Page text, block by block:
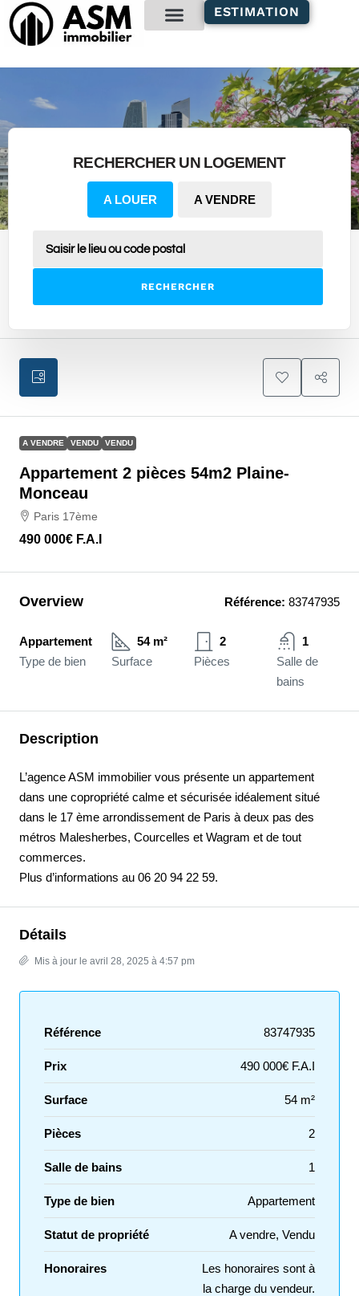
principal
ESTIMATION
RECHERCHER UN LOGEMENT
A LOUER A VENDRE
RECHERCHER
A VENDRE VENDU VENDU
Appartement 2 pièces 54m2 Plaine-
Monceau
Paris 17ème
490 000€ F.A.I
Overview Référence: 83747935
Appartement
Type de bien
54 m²
Surface
2
Pièces
1
Salle de
bains
Description
L’agence ASM immobilier vous présente un appartement
dans une copropriété calme et sécurisée idéalement situé
dans le 17 ème arrondissement de Paris à deux pas des
métros Malesherbes, Courcelles et Wagram et de tout
commerces.
Plus d’informations au 06 20 94 22 59.
Détails
Mis à jour le avril 28, 2025 à 4:57 pm
Référence 83747935
Prix 490 000€ F.A.I
Surface 54 m²
Pièces 2
Salle de bains 1
Type de bien Appartement
Statut de propriété A vendre, Vendu
Honoraires
Les honoraires sont à
la charge du vendeur.